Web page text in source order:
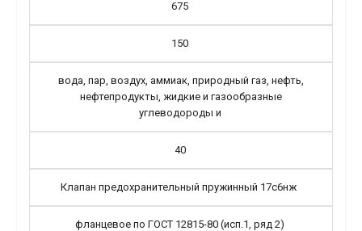
675
150
вода, пар, воздух, аммиак, природный газ, нефть,
нефтепродукты, жидкие и газообразные
углеводороды и
40
Клапан предохранительный пружинный 17с6нж
фланцевое по ГОСТ 12815-80 (исп.1, ряд 2)